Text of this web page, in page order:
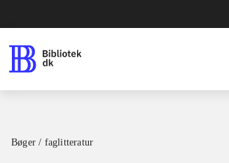
Bøger / faglitteratur